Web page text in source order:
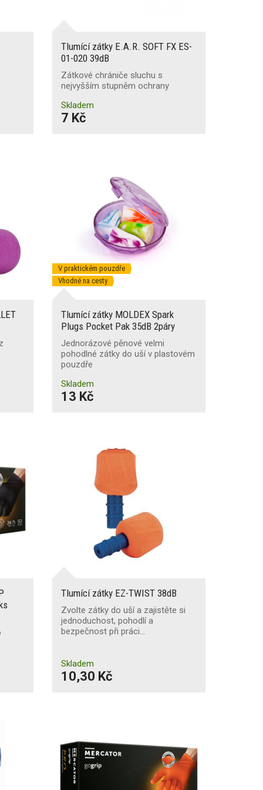
Tlumící zátky E.A.R. SOFT FX ES-
01-020 39dB
Zátkové chrániče sluchu s
nejvyšším stupněm ochrany
Skladem
7 Kč
V praktickém pouzdře
Vhodné na cesty
Tlumící zátky MOLDEX Spark
Plugs Pocket Pak 35dB 2páry
Jednorázové pěnové velmi
pohodlné zátky do uší v plastovém
pouzdře
Skladem
13 Kč
Tlumící zátky EZ-TWIST 38dB
Zvolte zátky do uší a zajistěte si
jednoduchost, pohodlí a
bezpečnost při práci…
Skladem
10,30 Kč